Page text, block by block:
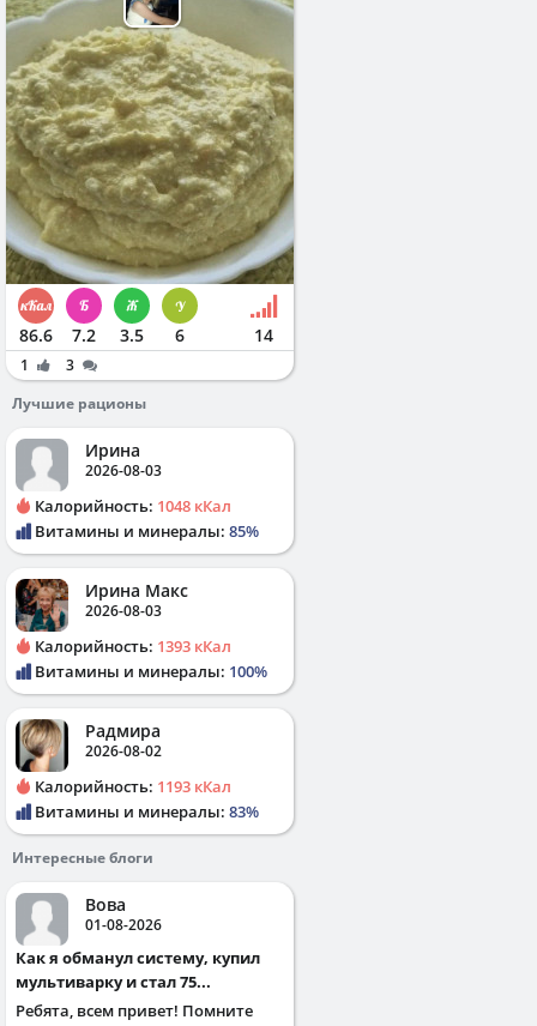
86.6 7.2 3.5 6 14
1
3
Лучшие рационы
Ирина
2026-08-03
Калорийность: 1048 кКал
Витамины и минералы: 85%
Ирина Макс
2026-08-03
Калорийность: 1393 кКал
Витамины и минералы: 100%
Радмира
2026-08-02
Калорийность: 1193 кКал
Витамины и минералы: 83%
Интересные блоги
Вова
01-08-2026
Как я обманул систему, купил
мультиварку и стал 75...
Ребята, всем привет! Помните